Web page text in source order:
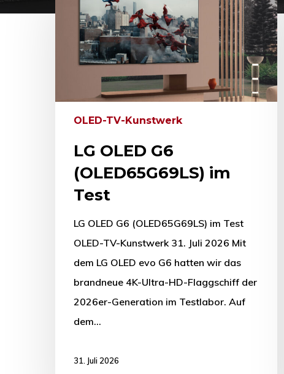
OLED-TV-Kunstwerk
LG OLED G6
(OLED65G69LS) im
Test
LG OLED G6 (OLED65G69LS) im Test
OLED-TV-Kunstwerk 31. Juli 2026 Mit
dem LG OLED evo G6 hatten wir das
brandneue 4K-Ultra-HD-Flaggschiff der
2026er-Generation im Testlabor. Auf
dem…
31. Juli 2026